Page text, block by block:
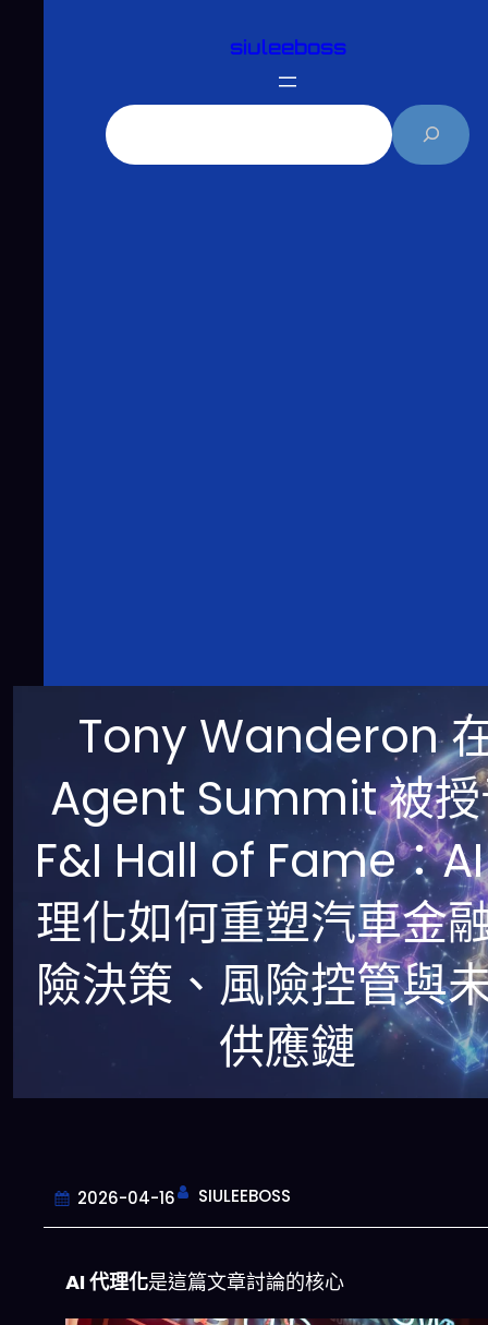
siuleeboss
Tony Wanderon
Agent Summit 被
F&I Hall of Fame：
理化如何重塑汽車金
險決策、風險控管與
供應鏈
2026-04-16 SIULEEBOSS
AI 代理化是這篇文章討論的核心